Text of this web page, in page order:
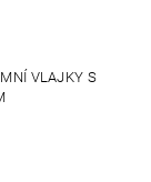
VLAJKY S